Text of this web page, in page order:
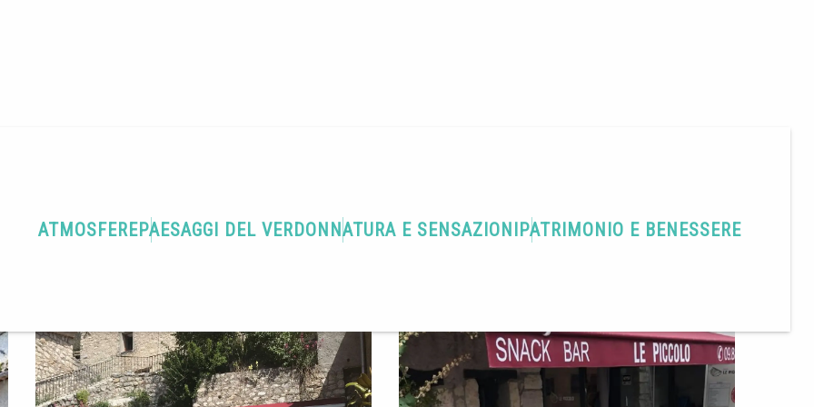
ATMOSFEREPAESAGGI DEL VERDONNATURA E SENSAZIONIPATRIMONIO E BENESSERE
CUCINA TRADIZIONALE FRANCESE OFFRE PIATTI "FATTI IN CASA"